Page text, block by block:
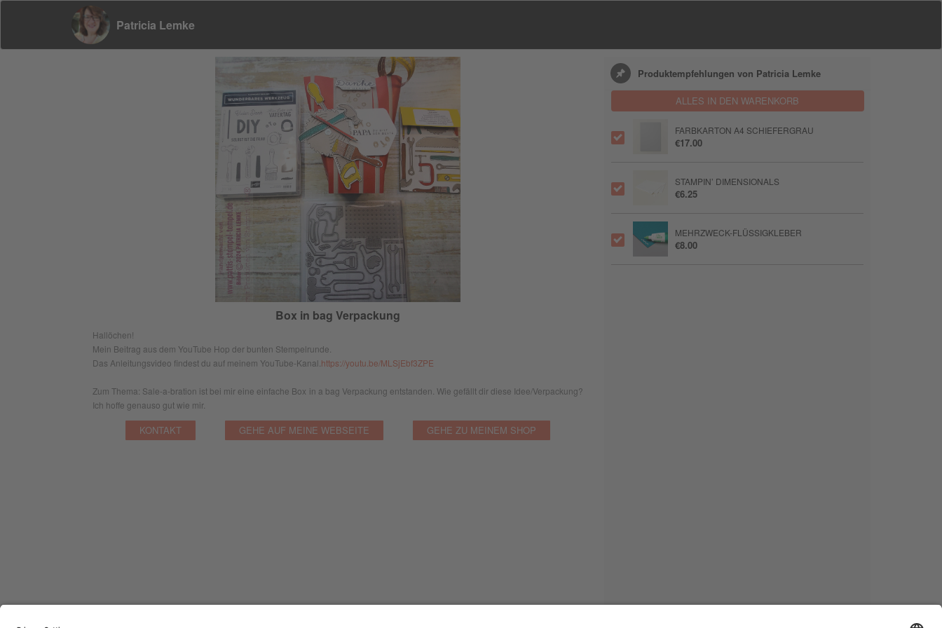
Patricia Lemke
Box in bag Verpackung
Hallöchen!
Mein Beitrag aus dem YouTube Hop der bunten Stempelrunde.
Das Anleitungsvideo findest du auf meinem YouTube-Kanal. https://youtu.be/MLSjEbf3ZPE
Zum Thema: Sale-a-bration ist bei mir eine einfache Box in a bag Verpackung entstanden. Wie gefällt dir diese Idee/Verpackung?
Ich hoffe genauso gut wie mir.
KONTAKT GEHE AUF MEINE WEBSEITE GEHE ZU MEINEM SHOP
Produktempfehlungen von Patricia Lemke
ALLES IN DEN WARENKORB
FARBKARTON A4 SCHIEFERGRAU
€17.00
STAMPIN’ DIMENSIONALS
€6.25
MEHRZWECK-FLÜSSIGKLEBER
€8.00